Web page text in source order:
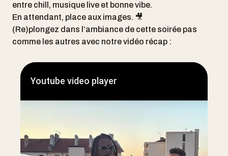
entre chill, musique live et bonne vibe.
En attendant, place aux images. 🎥
(Re)plongez dans l’ambiance de cette soirée pas
comme les autres avec notre vidéo récap :